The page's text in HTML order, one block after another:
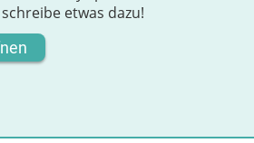
etwas dazu!